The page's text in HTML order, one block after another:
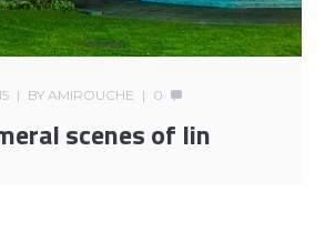
BY AMIROUCHE 0
scenes of lin